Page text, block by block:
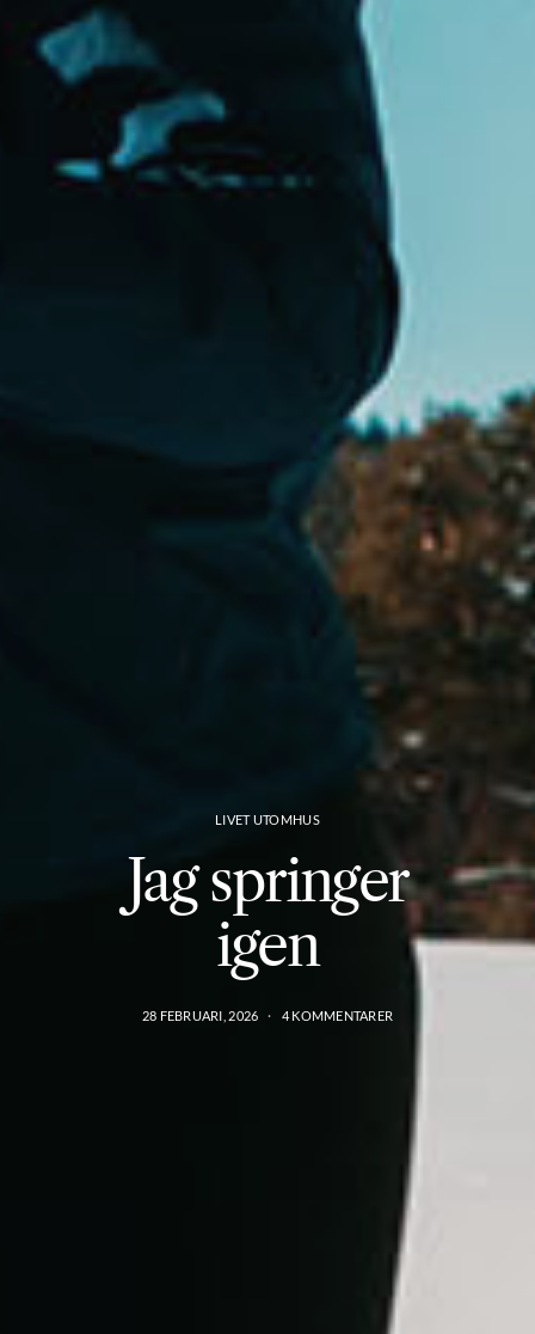
LIVET UTOMHUS
Jag springer
igen
28 FEBRUARI, 2026 4 KOMMENTARER